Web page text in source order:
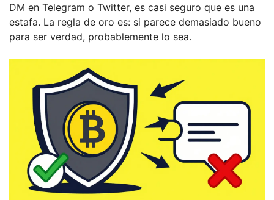
DM en Telegram o Twitter, es casi seguro que es una
estafa. La regla de oro es: si parece demasiado bueno
para ser verdad, probablemente lo sea.